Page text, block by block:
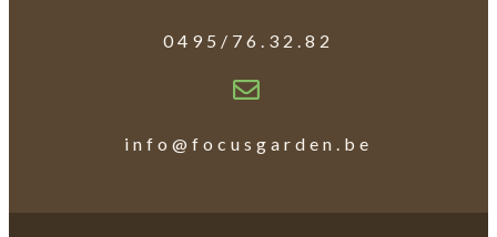
0495/76.32.82
info@focusgarden.be